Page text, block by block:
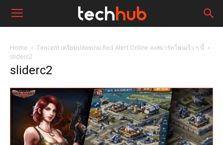
Home
Tencent เตรียมปล่อยเกม Red Alert Online ลงสมาร์ทโฟนเร็ว ๆ นี้
sliderc2
sliderc2